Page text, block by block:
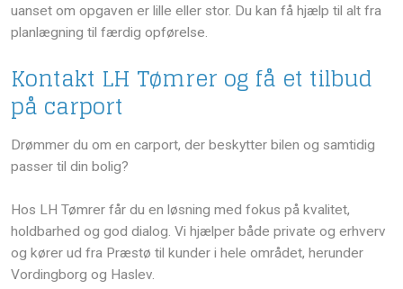
uanset om opgaven er lille eller stor. Du kan få hjælp til alt fra
planlægning til færdig opførelse.
Kontakt LH Tømrer og få et tilbud
på carport
Drømmer du om en carport, der beskytter bilen og samtidig
passer til din bolig?
Hos LH Tømrer får du en løsning med fokus på kvalitet,
holdbarhed og god dialog. Vi hjælper både private og erhverv
og kører ud fra Præstø til kunder i hele området, herunder
Vordingborg og Haslev.